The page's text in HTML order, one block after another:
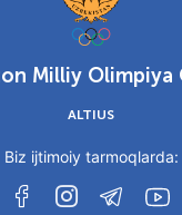
Milliy Olimpiya
ALTIUS
Biz ijtimoiy tarmoqlarda: